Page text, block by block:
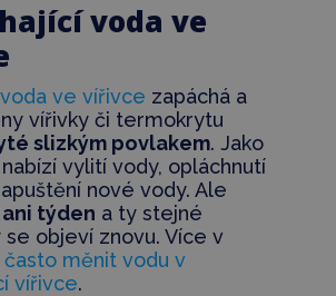
voda ve
ve vířivce zapáchá a
vířivky či termokrytu
slizkým povlakem. Jako
vylití vody, opláchnutí
nové vody. Ale
ani týden a ty stejné
objeví znovu. Více v
často měnit vodu v
vířivce.